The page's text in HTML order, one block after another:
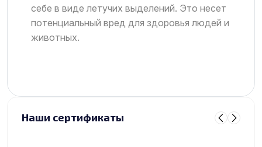
себе в виде летучих выделений. Это несет
потенциальный вред для здоровья людей и
животных.
Наши сертификаты